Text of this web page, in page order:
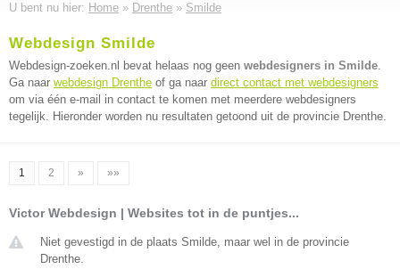
U bent nu hier: Home » Drenthe » Smilde
Webdesign Smilde
Webdesign-zoeken.nl bevat helaas nog geen webdesigners in Smilde.
Ga naar webdesign Drenthe of ga naar direct contact met webdesigners
om via één e-mail in contact te komen met meerdere webdesigners
tegelijk. Hieronder worden nu resultaten getoond uit de provincie Drenthe.
1 2 » »»
Victor Webdesign | Websites tot in de puntjes...
Niet gevestigd in de plaats Smilde, maar wel in de provincie
Drenthe.